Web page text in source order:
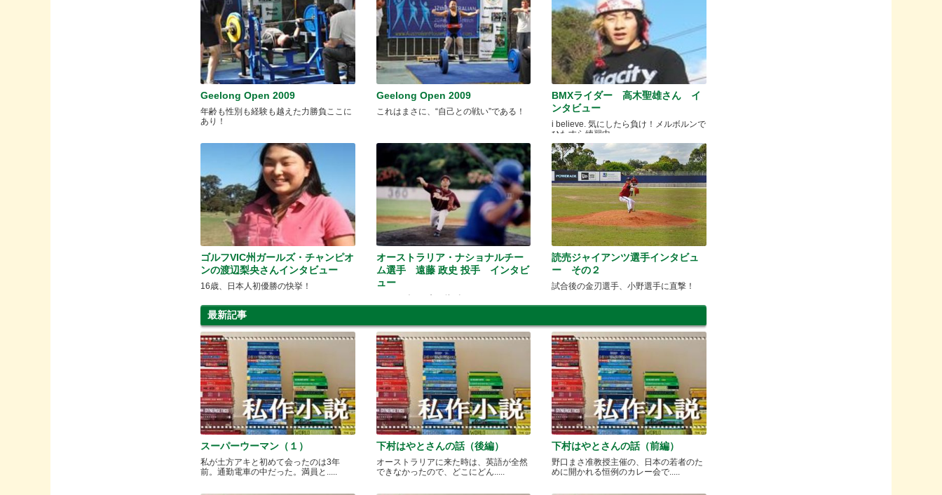
Geelong Open 2009
年齢も性別も経験も越えた力勝負ここに
あり！
Geelong Open 2009
これはまさに、“自己との戦い”である！
BMXライダー 高木聖雄さん イ
ンタビュー
i believe. 気にしたら負け！メルボルンで
ひたすら練習中
ゴルフVIC州ガールズ・チャンピオ
ンの渡辺梨央さんインタビュー
16歳、日本人初優勝の快挙！
オーストラリア・ナショナルチー
ム選手 遠藤 政史 投手 インタビ
ュー
読売ジャイアンツ選手インタビュ
ー その２
試合後の金刃選手、小野選手に直撃！
最新記事
スーパーウーマン（１）
私が土方アキと初めて会ったのは3年
前。通勤電車の中だった。満員と.....
下村はやとさんの話（後編）
オーストラリアに来た時は、英語が全然
できなかったので、どこにどん.....
下村はやとさんの話（前編）
野口まさ准教授主催の、日本の若者のた
めに開かれる恒例のカレー会で.....